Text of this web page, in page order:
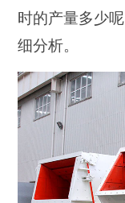
时的产量多少
细分析。